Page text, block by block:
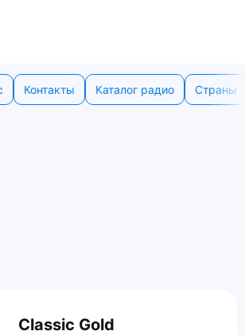
Контакты Каталог радио Страны
Classic Gold